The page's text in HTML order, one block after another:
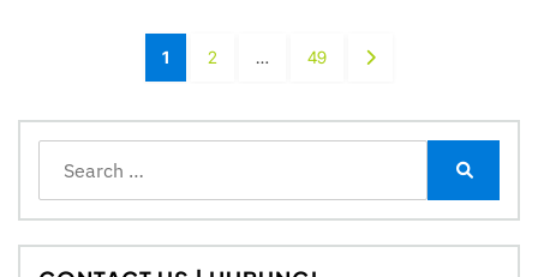
pagination
PAGE
1 PAGE
2 … PAGE
49
NEXT
for: